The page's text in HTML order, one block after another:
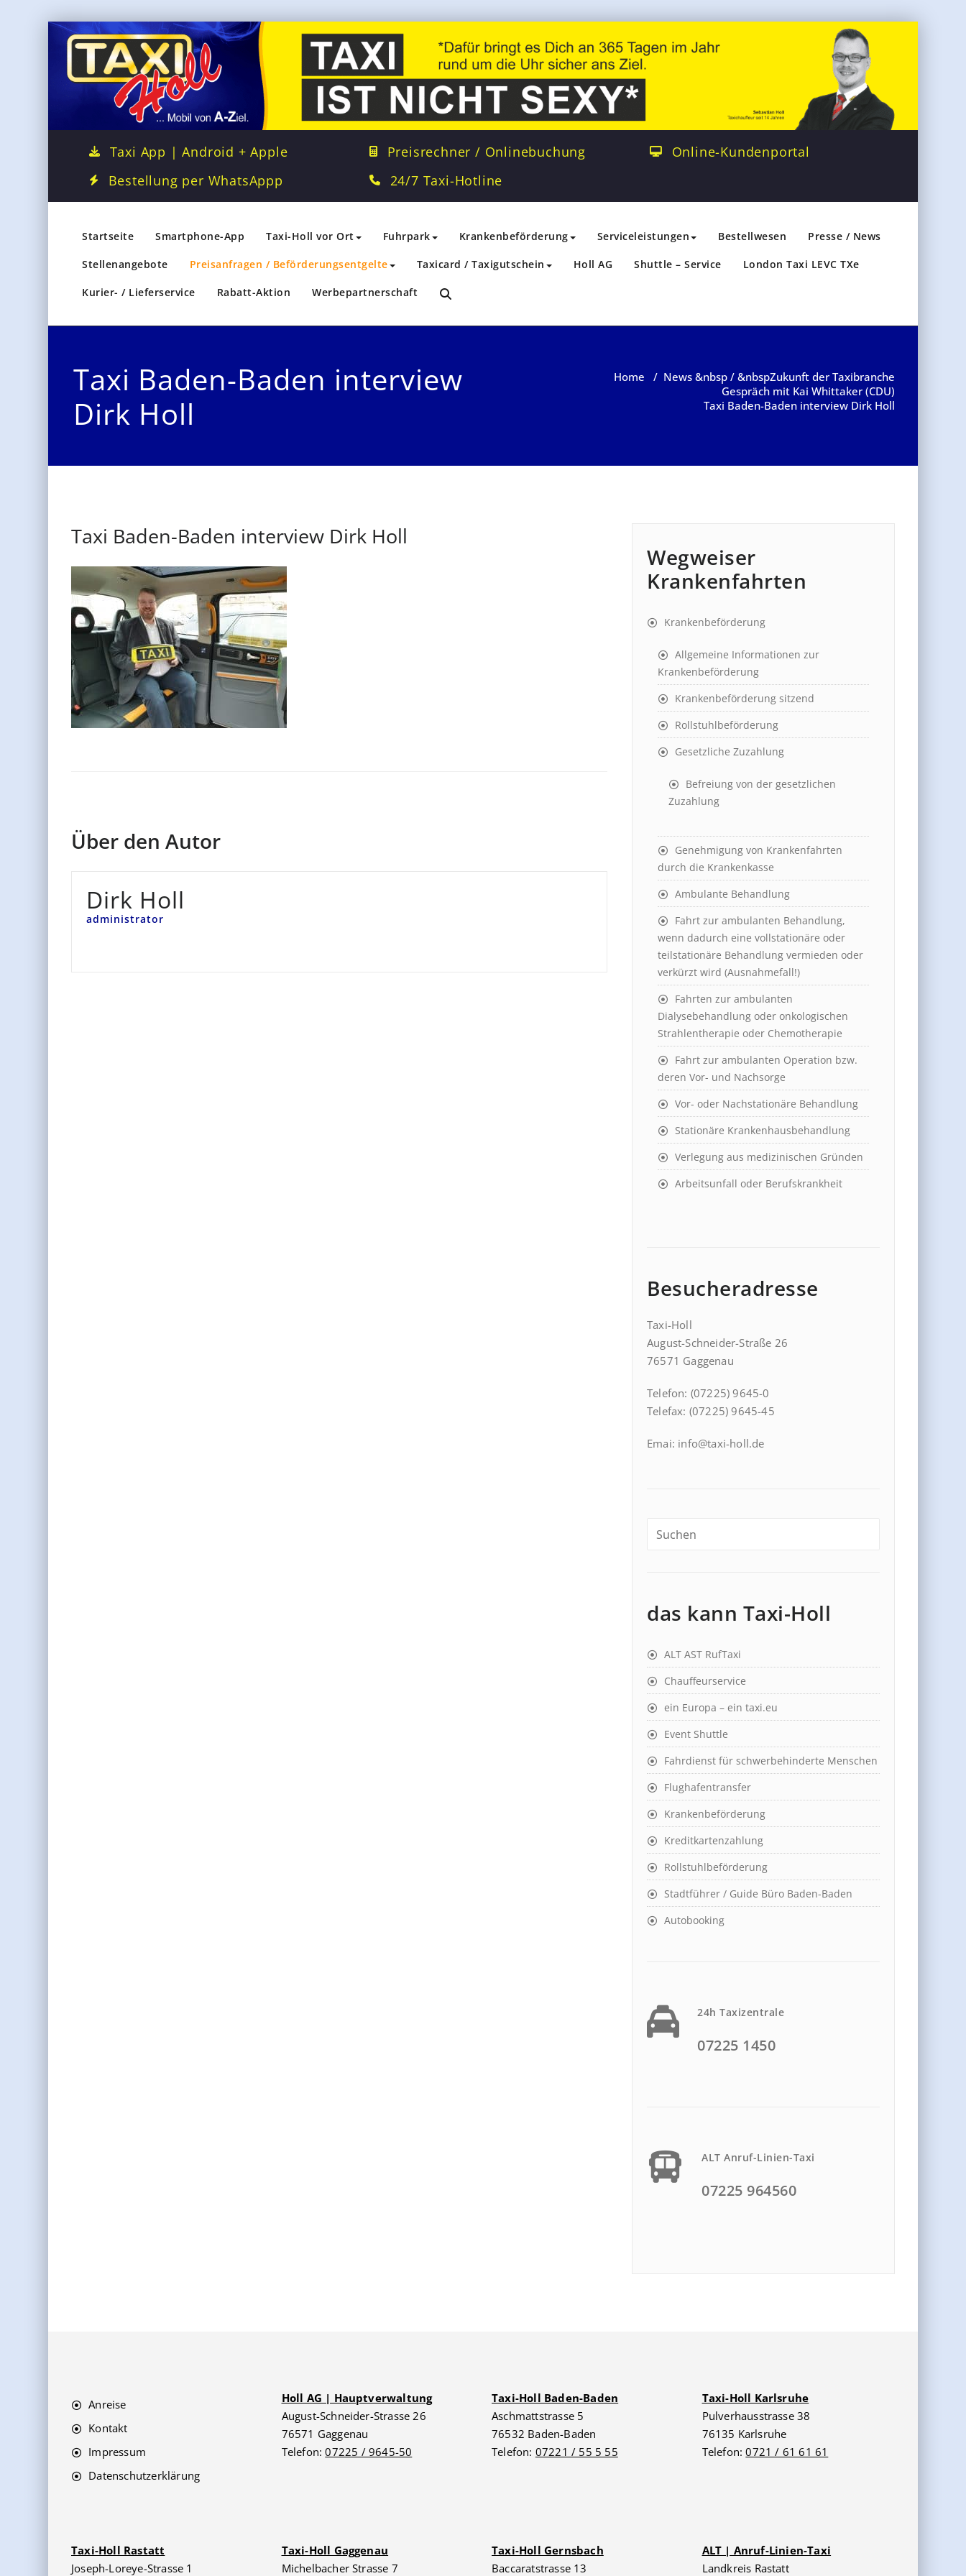
Taxi App | Android + Apple
Bestellung per WhatsAppp
Preisrechner / Onlinebuchung
24/7 Taxi-Hotline
Online-Kundenportal
Startseite Smartphone-App Taxi-Holl vor Ort Fuhrpark Krankenbeförderung Serviceleistungen Bestellwesen Presse / News
Stellenangebote Preisanfragen / Beförderungsentgelte Taxicard / Taxigutschein Holl AG Shuttle – Service London Taxi LEVC TXe
Kurier- / Lieferservice Rabatt-Aktion Werbepartnerschaft
Taxi Baden-Baden interview
Dirk Holl
Home / News &nbsp / &nbspZukunft der Taxibranche
Gespräch mit Kai Whittaker (CDU)
Taxi Baden-Baden interview Dirk Holl
Taxi Baden-Baden interview Dirk Holl
Über den Autor
Dirk Holl
administrator
Wegweiser
Krankenfahrten
Krankenbeförderung
Allgemeine Informationen zur
Krankenbeförderung
Krankenbeförderung sitzend
Rollstuhlbeförderung
Gesetzliche Zuzahlung
Befreiung von der gesetzlichen
Zuzahlung
Genehmigung von Krankenfahrten
durch die Krankenkasse
Ambulante Behandlung
Fahrt zur ambulanten Behandlung,
wenn dadurch eine vollstationäre oder
teilstationäre Behandlung vermieden oder
verkürzt wird (Ausnahmefall!)
Fahrten zur ambulanten
Dialysebehandlung oder onkologischen
Strahlentherapie oder Chemotherapie
Fahrt zur ambulanten Operation bzw.
deren Vor- und Nachsorge
Vor- oder Nachstationäre Behandlung
Stationäre Krankenhausbehandlung
Verlegung aus medizinischen Gründen
Arbeitsunfall oder Berufskrankheit
Besucheradresse
Taxi-Holl
August-Schneider-Straße 26
76571 Gaggenau
Telefon: (07225) 9645-0
Telefax: (07225) 9645-45
Emai: info@taxi-holl.de
das kann Taxi-Holl
ALT AST RufTaxi
Chauffeurservice
ein Europa – ein taxi.eu
Event Shuttle
Fahrdienst für schwerbehinderte Menschen
Flughafentransfer
Krankenbeförderung
Kreditkartenzahlung
Rollstuhlbeförderung
Stadtführer / Guide Büro Baden-Baden
Autobooking
24h Taxizentrale
07225 1450
ALT Anruf-Linien-Taxi
07225 964560
Anreise
Kontakt
Impressum
Datenschutzerklärung
Holl AG | Hauptverwaltung
August-Schneider-Strasse 26
76571 Gaggenau
Telefon:07225 / 9645-50
Taxi-Holl Baden-Baden
Aschmattstrasse 5
76532 Baden-Baden
Telefon: 07221 / 55 5 55
Taxi-Holl Karlsruhe
Pulverhausstrasse 38
76135 Karlsruhe
Telefon:0721 / 61 61 61
Taxi-Holl Rastatt
Joseph-Loreye-Strasse 1
Taxi-Holl Gaggenau
Michelbacher Strasse 7
Taxi-Holl Gernsbach
Baccaratstrasse 13
ALT | Anruf-Linien-Taxi
Landkreis Rastatt